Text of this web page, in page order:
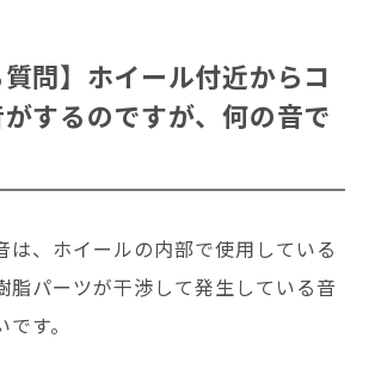
質問】ホイール付近からコ
するのですが、何の音で
は、ホイールの内部で使用している
脂パーツが干渉して発生している音
す。